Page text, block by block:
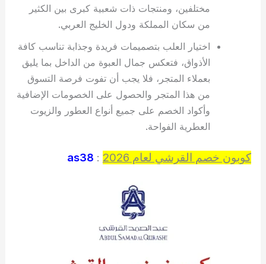
مختلفين، ومنتجات ذات شعبية كبرى بين الكثير
من سكان المملكة ودول الخليج العربي.
اختيار العلب بتصميمات فريدة وجذابة تناسب كافة
الأذواق، فتعكس جمال العبوة من الداخل بما يليق
بعملاء المتجر، فلا يجب أن تفوت فرصة التسوق
من هذا المتجر والحصول على الخصومات الإضافية
وأكواد الخصم على جميع أنواع العطور والزيوت
العطرية الفواحة.
كوبون خصم القرشي لعام 2026 :
as38